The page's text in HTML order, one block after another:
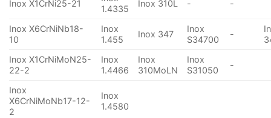
Inox X1CrNi25-21
1.4335
Inox 310L - -
Inox X6CrNiNb18-
10
Inox
1.455
Inox 347
Inox
S34700
-
Inox X1CrNiMoN25-
22-2
Inox
1.4466
Inox
310MoLN
Inox
S31050
-
Inox
X6CrNiMoNb17-12-
2
Inox
1.4580